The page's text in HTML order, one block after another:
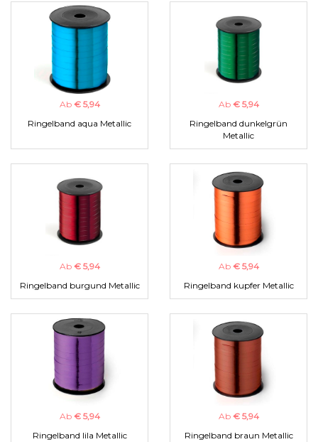
Ab € 5,94
Ringelband aqua Metallic
Ab € 5,94
Ringelband dunkelgrün
Metallic
Ab € 5,94
Ringelband burgund Metallic
Ab € 5,94
Ringelband kupfer Metallic
Ab € 5,94
Ringelband lila Metallic
Ab € 5,94
Ringelband braun Metallic